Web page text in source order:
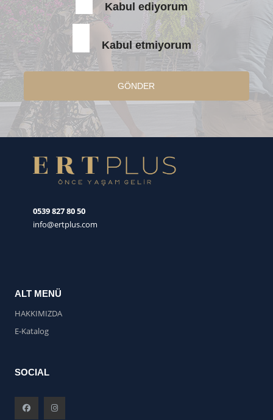
Kabul ediyorum
Kabul etmiyorum
GÖNDER
0539 827 80 50
info@ertplus.com
ALT MENÜ
HAKKIMIZDA
E-Katalog
SOCIAL